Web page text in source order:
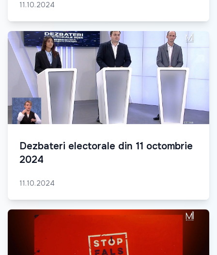
11.10.2024
Dezbateri electorale din 11 octombrie
2024
11.10.2024